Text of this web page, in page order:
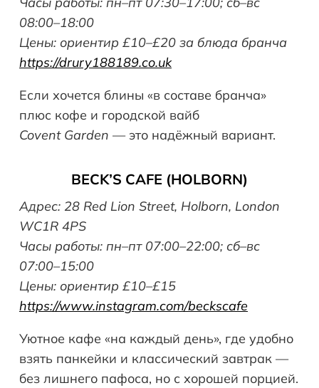
08:00–18:00
Цены: ориентир £10–£20 за блюда бранча
https://drury188189.co.uk
Если хочется блины «в составе бранча»
плюс кофе и городской вайб
Covent Garden — это надёжный вариант.
BECK’S CAFE (HOLBORN)
Адрес: 28 Red Lion Street, Holborn, London
WC1R 4PS
Часы работы: пн–пт 07:00–22:00; сб–вс
07:00–15:00
Цены: ориентир £10–£15
https://www.instagram.com/beckscafe
Уютное кафе «на каждый день», где удобно
взять панкейки и классический завтрак —
без лишнего пафоса, но с хорошей порцией.